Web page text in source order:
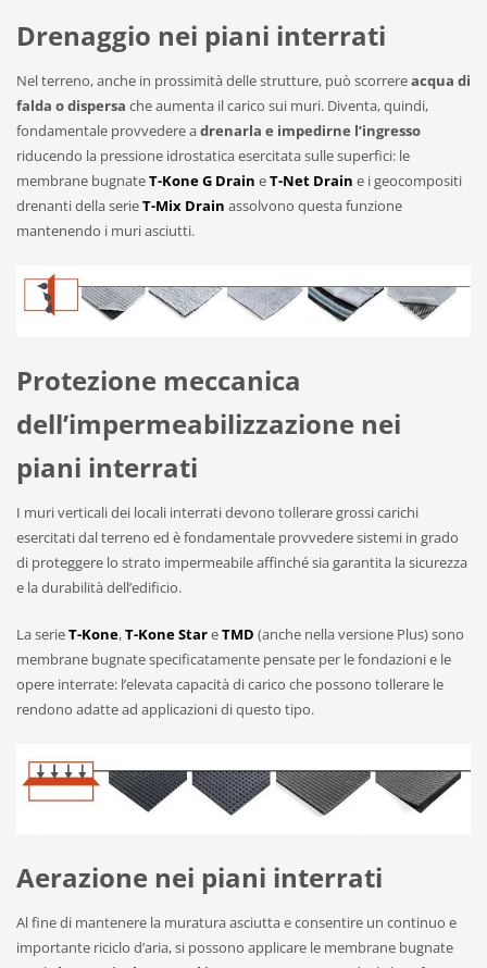
Drenaggio nei piani interrati
Nel terreno, anche in prossimità delle strutture, può scorrereacqua di
falda o dispersa che aumenta il carico sui muri. Diventa, quindi,
fondamentale provvedere adrenarla e impedirne l’ingresso
riducendo la pressione idrostatica esercitata sulle superfici: le
membrane bugnateT-Kone G Drain eT-Net Drain e i geocompositi
drenanti della serieT-Mix Drain assolvono questa funzione
mantenendo i muri asciutti.
Protezione meccanica
dell’impermeabilizzazione nei
piani interrati
I muri verticali dei locali interrati devono tollerare grossi carichi
esercitati dal terreno ed è fondamentale provvedere sistemi in grado
di proteggere lo strato impermeabile affinché sia garantita la sicurezza
e la durabilità dell’edificio.
La serieT-Kone,T-Kone StareTMD (anche nella versione Plus) sono
membrane bugnate specificatamente pensate per le fondazioni e le
opere interrate: l’elevata capacità di carico che possono tollerare le
rendono adatte ad applicazioni di questo tipo.
Aerazione nei piani interrati
Al fine di mantenere la muratura asciutta e consentire un continuo e
importante riciclo d’aria, si possono applicare le membrane bugnate